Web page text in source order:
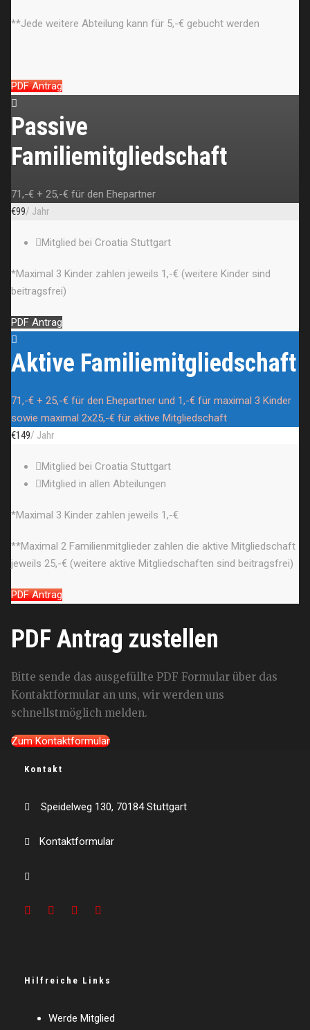
**Jede weitere Abteilung kann für 5,-€ gebucht werden
PDF Antrag
Passive
Familiemitgliedschaft
71,-€ + 25,-€ für den Ehepartner
€99/ Jahr
Mitglied bei Croatia Stuttgart
*Maximal 3 Kinder zahlen jeweils 1,-€ (weitere Kinder sind
beitragsfrei)
PDF Antrag
Aktive Familiemitgliedschaft
71,-€ + 25,-€ für den Ehepartner und 1,-€ für maximal 3 Kinder
sowie maximal 2x25,-€ für aktive Mitgliedschaft
€149/ Jahr
Mitglied bei Croatia Stuttgart
Mitglied in allen Abteilungen
*Maximal 3 Kinder zahlen jeweils 1,-€
**Maximal 2 Familienmitglieder zahlen die aktive Mitgliedschaft
jeweils 25,-€ (weitere aktive Mitgliedschaften sind beitragsfrei)
PDF Antrag
PDF Antrag zustellen
Bitte sende das ausgefüllte PDF Formular über das
Kontaktformular an uns, wir werden uns
schnellstmöglich melden.
Zum Kontaktformular
Kontakt
Speidelweg 130, 70184 Stuttgart
Kontaktformular
Hilfreiche Links
Werde Mitglied